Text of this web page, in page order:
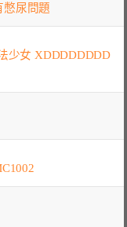
憋尿問題
少女 XDDDDDDDD